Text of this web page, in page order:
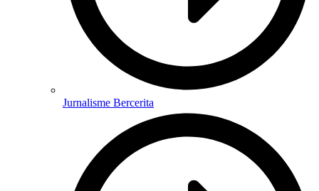
Jurnalisme Bercerita